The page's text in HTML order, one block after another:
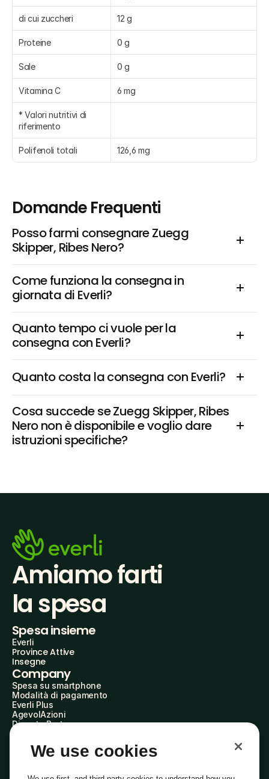
di cui zuccheri 12 g
Proteine 0 g
Sale 0 g
Vitamina C 6 mg
* Valori nutritivi di
riferimento
Polifenoli totali 126,6 mg
Domande Frequenti
Posso farmi consegnare Zuegg
Skipper, Ribes Nero?
Come funziona la consegna in
giornata di Everli?
Quanto tempo ci vuole per la
consegna con Everli?
Quanto costa la consegna con Everli?
Cosa succede se Zuegg Skipper, Ribes
Nero non è disponibile e voglio dare
istruzioni specifiche?
Amiamo farti
la spesa
Spesa insieme
Everli
Province Attive
Insegne
Company
Spesa su smartphone
Modalità di pagamento
Everli Plus
AgevolAzioni
Diventa Partner
Everli Shoppers
About Us
We use cookies